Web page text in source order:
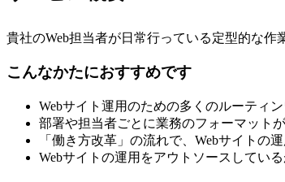
貴社のWeb担当者が日常行っている定型的な作
こんなかたにおすすめです
Webサイト運用のための多くのルーティ
部署や担当者ごとに業務のフォーマット
「働き方改革」の流れで、Webサイトの
Webサイトの運用をアウトソースしてい